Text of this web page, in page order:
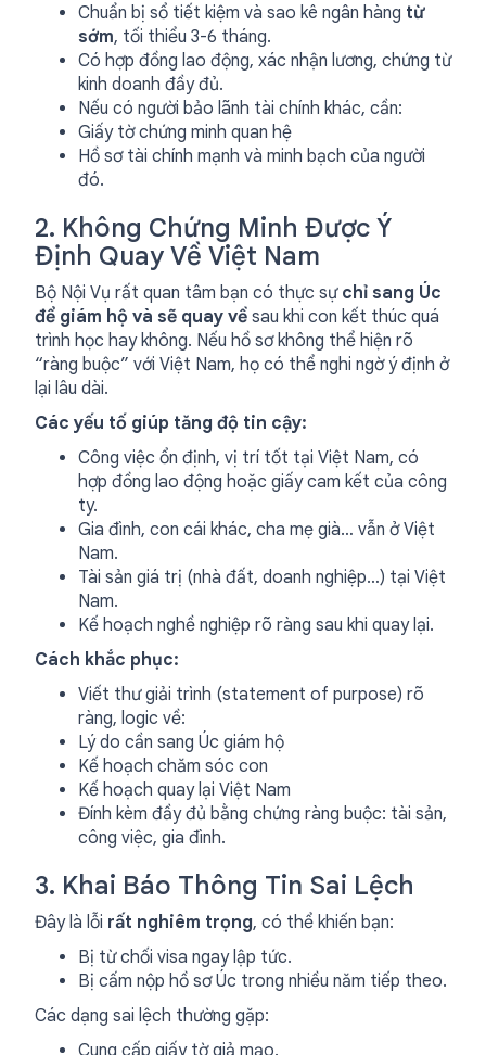
Chuẩn bị sổ tiết kiệm và sao kê ngân hàng từ
sớm, tối thiểu 3-6 tháng.
Có hợp đồng lao động, xác nhận lương, chứng từ
kinh doanh đầy đủ.
Nếu có người bảo lãnh tài chính khác, cần:
Giấy tờ chứng minh quan hệ
Hồ sơ tài chính mạnh và minh bạch của người
đó.
2. Không Chứng Minh Được Ý
Định Quay Về Việt Nam
Bộ Nội Vụ rất quan tâm bạn có thực sự chỉ sang Úc
để giám hộ và sẽ quay về sau khi con kết thúc quá
trình học hay không. Nếu hồ sơ không thể hiện rõ
“ràng buộc” với Việt Nam, họ có thể nghi ngờ ý định ở
lại lâu dài.
Các yếu tố giúp tăng độ tin cậy:
Công việc ổn định, vị trí tốt tại Việt Nam, có
hợp đồng lao động hoặc giấy cam kết của công
ty.
Gia đình, con cái khác, cha mẹ già… vẫn ở Việt
Nam.
Tài sản giá trị (nhà đất, doanh nghiệp…) tại Việt
Nam.
Kế hoạch nghề nghiệp rõ ràng sau khi quay lại.
Cách khắc phục:
Viết thư giải trình (statement of purpose) rõ
ràng, logic về:
Lý do cần sang Úc giám hộ
Kế hoạch chăm sóc con
Kế hoạch quay lại Việt Nam
Đính kèm đầy đủ bằng chứng ràng buộc: tài sản,
công việc, gia đình.
3. Khai Báo Thông Tin Sai Lệch
Đây là lỗi rất nghiêm trọng, có thể khiến bạn:
Bị từ chối visa ngay lập tức.
Bị cấm nộp hồ sơ Úc trong nhiều năm tiếp theo.
Các dạng sai lệch thường gặp:
Cung cấp giấy tờ giả mạo.